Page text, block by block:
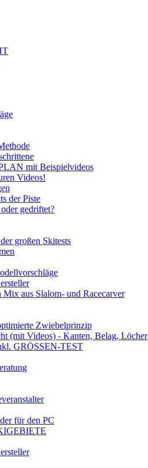
mit Beispielvideos
Videos!
der Piste
gedriftet?
großen Skitests
Mix aus Slalom- und Racecarver
Zwiebelprinzip
(mit Videos) - Kanten, Belag, Löcher
GRÖSSEN-TEST
für den PC